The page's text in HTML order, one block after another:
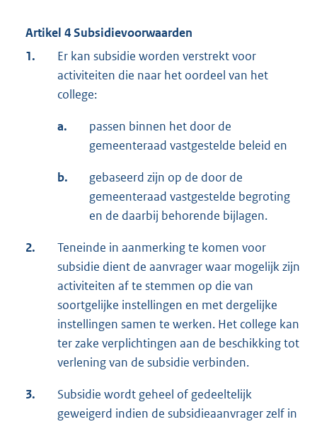
Artikel 4 Subsidievoorwaarden
1.
Er kan subsidie worden verstrekt voor
activiteiten die naar het oordeel van het
college:
a.
passen binnen het door de
gemeenteraad vastgestelde beleid en
b.
gebaseerd zijn op de door de
gemeenteraad vastgestelde begroting
en de daarbij behorende bijlagen.
2.
Teneinde in aanmerking te komen voor
subsidie dient de aanvrager waar mogelijk zijn
activiteiten af te stemmen op die van
soortgelijke instellingen en met dergelijke
instellingen samen te werken. Het college kan
ter zake verplichtingen aan de beschikking tot
verlening van de subsidie verbinden.
3.
Subsidie wordt geheel of gedeeltelijk
geweigerd indien de subsidieaanvrager zelf in